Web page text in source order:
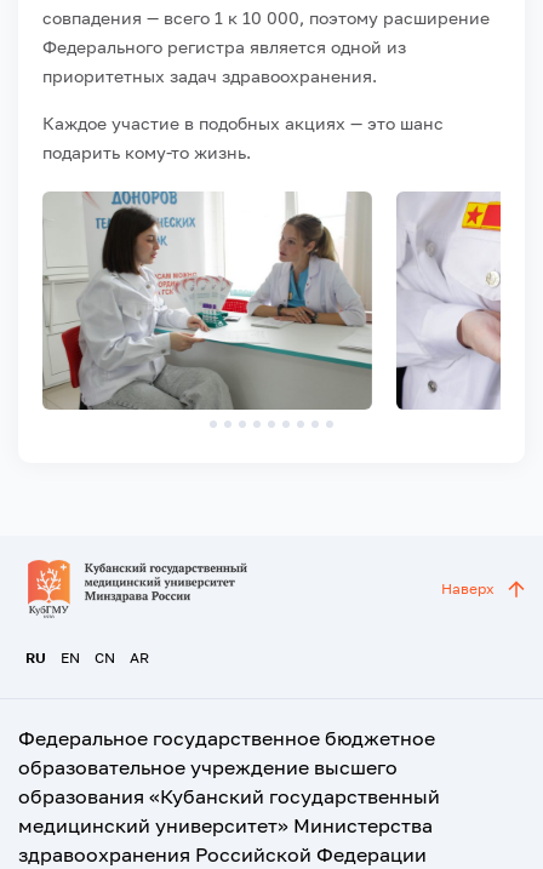
совпадения — всего 1 к 10 000, поэтому расширение
Федерального регистра является одной из
приоритетных задач здравоохранения.
Каждое участие в подобных акциях — это шанс
подарить кому-то жизнь.
RU EN CN AR
Наверх
Федеральное государственное бюджетное
образовательное учреждение высшего
образования «Кубанский государственный
медицинский университет» Министерства
здравоохранения Российской Федерации